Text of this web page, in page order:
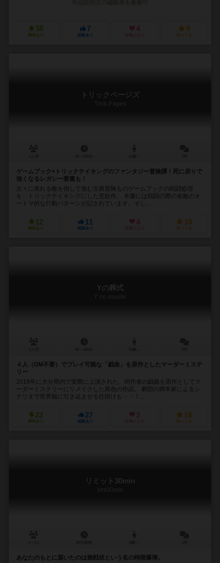
38
興味あり
7
経験あり
4
お気に入り
9
持ってる
トリックページズ
Trick Pages
ゲームブック×トリックテイキングのファンタジー冒険譚！死に戻りで
強くなるレガシー要素も！
次々に表れる敵を倒して進む古典冒険ものゲームブックの戦闘処理
を、トリックテイキングにした意欲作。 本書には戦闘の際の各敵のオ
ートマ的な行動パターンが記されています。そし...
12
興味あり
11
経験あり
4
お気に入り
19
持ってる
Yの葬式
Y no sousiki
４人（GM不要）でプレイ可能な「戯曲」を原作としたマーダーミステ
リー
2016年に大分県内で実際に上演された、同作者の戯曲を原作としてマ
ーダーミステリーにリメイクした異色の作品。 劇団の脚本家によるシ
ナリオで世界観に引き込ませる仕掛けも・・！...
22
興味あり
27
経験あり
3
お気に入り
18
持ってる
リミット30min
limt30min
あなたのもとに届いたのは挑戦状という名の時限爆弾。